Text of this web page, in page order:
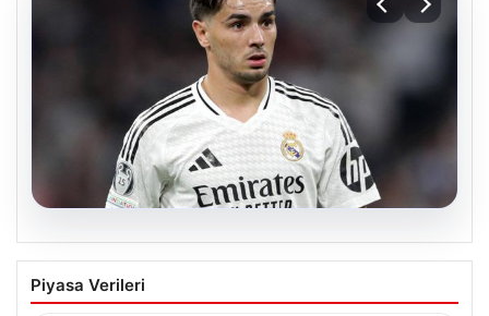
05.08.2026
Beşiktaş’ın sağ kanat arayışında
İspanya rotası: Real Madrid’den sürpriz
Piyasa Verileri